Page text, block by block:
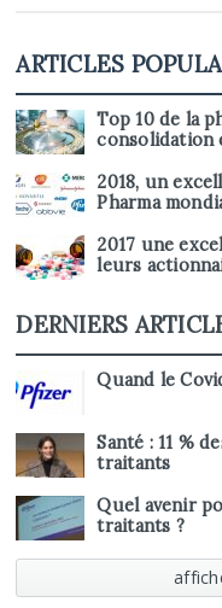
ARTICLES
Top 10 de la
consolidation
2018, un
Pharma
2017 une
leurs
DERNIERS
Quand le
Santé : 11 %
traitants
Quel avenir
traitants ?